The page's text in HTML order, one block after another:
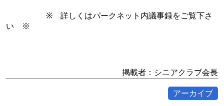
※ 詳しくはパークネット内議事録をご覧下さ
い ※
掲載者：シニアクラブ会長
アーカイブ